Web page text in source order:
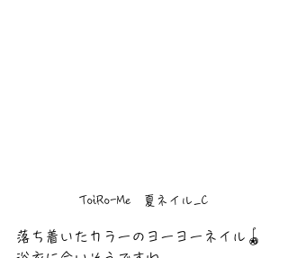
ToiRo-Me　夏ネイル_C
落ち着いたカラーのヨーヨーネイル🪀